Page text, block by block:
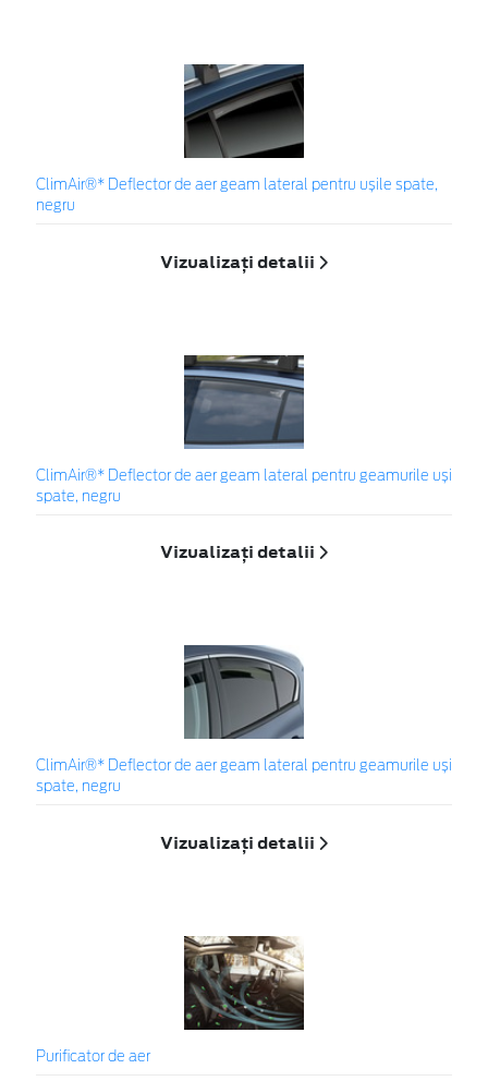
ClimAir®* Deflector de aer geam lateral pentru ușile spate,
negru
Vizualizați detalii
ClimAir®* Deflector de aer geam lateral pentru geamurile uși
spate, negru
Vizualizați detalii
ClimAir®* Deflector de aer geam lateral pentru geamurile uși
spate, negru
Vizualizați detalii
Purificator de aer